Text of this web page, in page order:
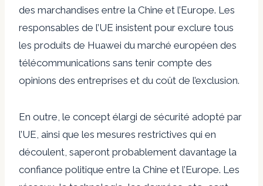
des marchandises entre la Chine et l’Europe. Les
responsables de l’UE insistent pour exclure tous
les produits de Huawei du marché européen des
télécommunications sans tenir compte des
opinions des entreprises et du coût de l’exclusion.
En outre, le concept élargi de sécurité adopté par
l’UE, ainsi que les mesures restrictives qui en
découlent, saperont probablement davantage la
confiance politique entre la Chine et l’Europe. Les